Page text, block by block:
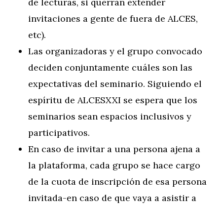
invitaciones a gente de fuera de ALCES,
etc).
Las organizadoras y el grupo convocado
deciden conjuntamente cuáles son las
expectativas del seminario. Siguiendo el
espíritu de ALCESXXI se espera que los
seminarios sean espacios inclusivos y
participativos.
En caso de invitar a una persona ajena a
la plataforma, cada grupo se hace cargo
de la cuota de inscripción de esa persona
invitada-en caso de que vaya a asistir a